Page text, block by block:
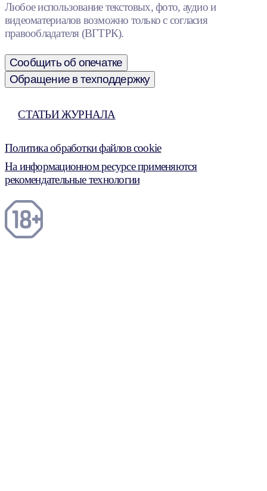
Любое использование текстовых, фото, аудио и
видеоматериалов возможно только с согласия
правообладателя (ВГТРК).
Сообщить об опечатке
Обращение в техподдержку
СТАТЬИ ЖУРНАЛА
Политика обработки файлов cookie
На информационном ресурсе применяются
рекомендательные технологии